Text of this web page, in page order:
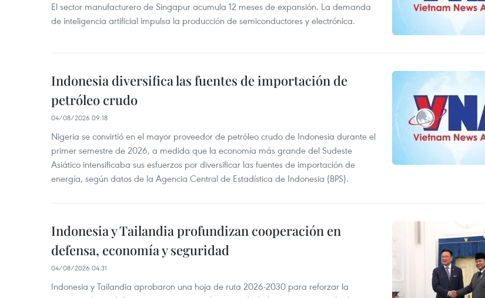
El sector manufacturero de Singapur acumula 12 meses de expansión. La demanda
de inteligencia artificial impulsa la producción de semiconductores y electrónica.
Indonesia diversifica las fuentes de importación de
petróleo crudo
04/08/2026 09:18
Nigeria se convirtió en el mayor proveedor de petróleo crudo de Indonesia durante el
primer semestre de 2026, a medida que la economía más grande del Sudeste
Asiático intensificaba sus esfuerzos por diversificar las fuentes de importación de
energía, según datos de la Agencia Central de Estadística de Indonesia (BPS).
Indonesia y Tailandia profundizan cooperación en
defensa, economía y seguridad
04/08/2026 04:31
Indonesia y Tailandia aprobaron una hoja de ruta 2026-2030 para reforzar la